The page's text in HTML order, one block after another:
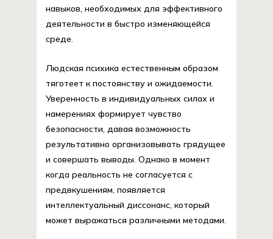
навыков, необходимых для эффективного
деятельности в быстро изменяющейся
среде.
Людская психика естественным образом
тяготеет к постоянству и ожидаемости.
Уверенность в индивидуальных силах и
намерениях формирует чувство
безопасности, давая возможность
результативно организовывать грядущее
и совершать выводы. Однако в момент
когда реальность не согласуется с
предвкушениям, появляется
интеллектуальный диссонанс, который
может выражаться различными методами.